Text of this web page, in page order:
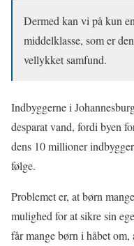
Dermed kan vi på kun
middelklasse, som er
vellykket samfund.
Indbyggerne i
desparat vand, fordi byen
dens 10 millioner
følge.
Problemet er, at børn
mulighed for at sikre sin
får mange børn i håbet